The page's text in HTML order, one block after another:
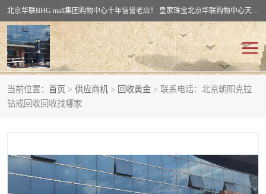
北京华联BHG mall集团购物中心十年信誉老店！ 皇家珠宝北京华联购物中心天时名苑店竭诚欢迎您。 北京市通州区（八通线）通州北苑地铁华联购物中心一层皇家珠宝 北京皇家珠宝通州黄金回收黄金首饰加工店（八通线: 通州北苑地铁华联店）：通州区通州北苑地铁华联购物中心一层皇家珠宝。
当前位置： 首页 > 供应商机 > 回收黄金 > 联系电话：北京朝阳克拉
钻戒回收回收找哪家
回收黄金
回收翡翠玉石